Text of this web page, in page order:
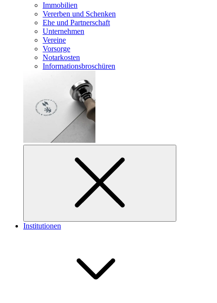
Immobilien
Vererben und Schenken
Ehe und Partnerschaft
Unternehmen
Vereine
Vorsorge
Notarkosten
Informationsbroschüren
Institutionen